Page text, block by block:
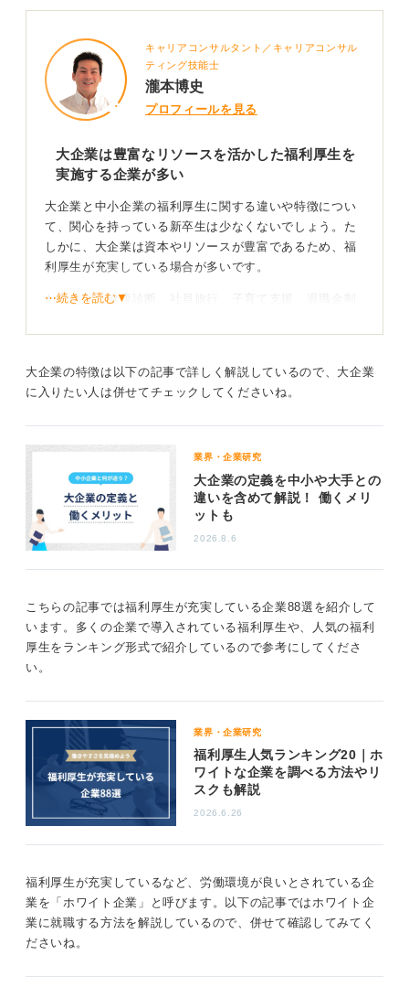
分にとって大事な福利厚生とは何なのかをはっきりさせ
そのうえで、自分が気になる福利厚生が導入されている
のかどうかを見極めて応募の判断材料にするのが良いと
思います。
制度･福利厚生がユニークな企業TOP100で1位になった
サイバーエージェントには家賃補助、リフレッシュ休
不良の際に月1回取得できる特別休暇）、妊活休暇、キッ
ズ在宅、キッズデイ休暇などの福利厚生が整備されてい
るそうです。
0
キャリアコンサルタント／キャリアコンサル
ティング技能士
瀧本博史
プロフィールを見る
大企業は豊富なリソースを活かした福利厚生を
実施する企業が多い
大企業と中小企業の福利厚生に関する違いや特徴につい
て、関心を持っている新卒生は少なくないでしょう。た
しかに、大企業は資本やリソースが豊富であるため、福
利厚生が充実している場合が多いです。
たとえば、健康診断、社員旅行、子育て支援、退職金制
る企業があります。また、大企業の中には、企業内にフ
もあります。
があります。しかしそれは、中小企業がまったく福利厚
生を提供していないというわけではありません。
中小企業独自の福利厚生や、社員一人ひとりとの距離が
近いための柔軟な対応、家族的な雰囲気など、大企業に
はない魅力があります。
らない
福利厚生が充実している企業の例として、新聞の記事な
たとえば、トヨタ、ソニー、パナソニックなどの大手製
造業や、大手金融機関、通信キャリアなどが該当しま
す。これらの企業は、福利厚生の充実度だけでなく、働
きがいやキャリアアップの機会も豊富に提供していま
す。
最後に、志望先を決めるにあたって福利厚生をチェック
長期的なキャリア形成において非常に重要です。
福利厚生と併せて、企業の文化や価値観、ビジョンに共
感できるかどうかも考慮して、最適な企業を選べると良
いですね。
⋯続きを読む▼
大企業の特徴は以下の記事で詳しく解説しているので、大企業
に入りたい人は併せてチェックしてくださいね。
業界・企業研究
大企業の定義を中小や大手との
違いを含めて解説！ 働くメリ
ットも
2026.8.6
こちらの記事では福利厚生が充実している企業88選を紹介して
います。多くの企業で導入されている福利厚生や、人気の福利
厚生をランキング形式で紹介しているので参考にしてくださ
い。
業界・企業研究
福利厚生人気ランキング20｜ホ
ワイトな企業を調べる方法やリ
スクも解説
2026.6.26
福利厚生が充実しているなど、労働環境が良いとされている企
業を「ホワイト企業」と呼びます。以下の記事ではホワイト企
業に就職する方法を解説しているので、併せて確認してみてく
ださいね。